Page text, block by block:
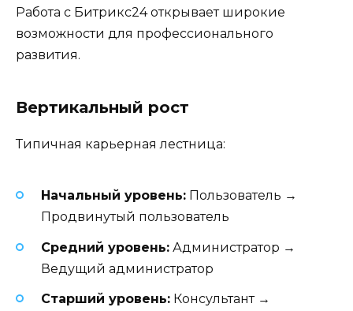
Работа с Битрикс24 открывает широкие
возможности для профессионального
развития.
Вертикальный рост
Типичная карьерная лестница:
Начальный уровень: Пользователь →
Продвинутый пользователь
Средний уровень: Администратор →
Ведущий администратор
Старший уровень: Консультант →